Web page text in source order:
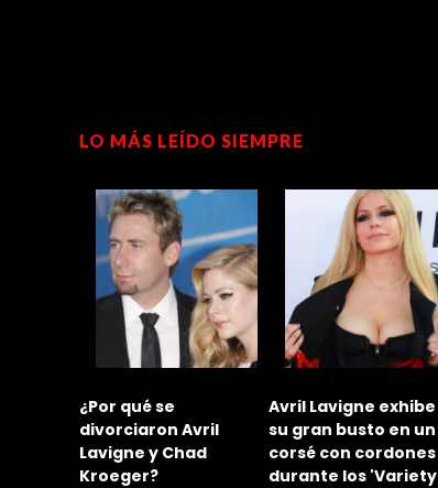
LO MÁS LEÍDO SIEMPRE
¿Por qué se
divorciaron Avril
Lavigne y Chad
Kroeger?
Avril Lavigne exhibe
su gran busto en un
corsé con cordones
durante los 'Variety